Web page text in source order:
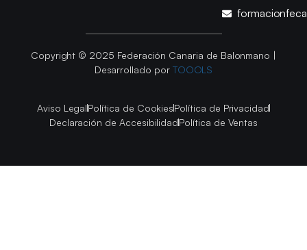
Copyright © 2025 Federación Canaria de Balonmano |
Desarrollado por TOOOLS
Aviso LegalPolítica de CookiesPolítica de Privacidad
Declaración de AccesibilidadPolítica de Ventas